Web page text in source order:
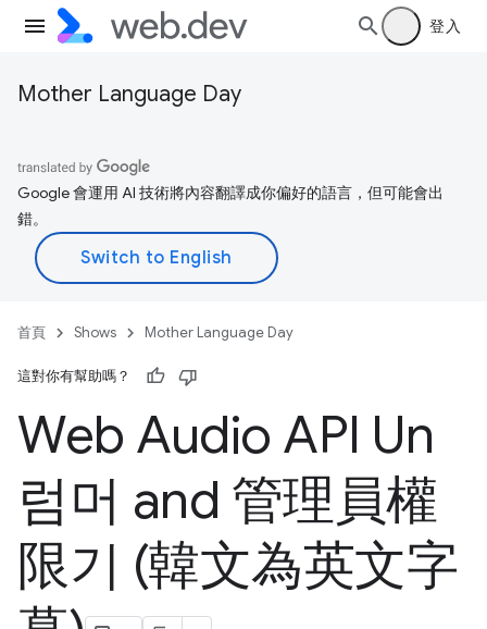
登入
Mother Language Day
Google 會運用 AI 技術將內容翻譯成你偏好的語言，但可能會出
錯。
首頁 Shows Mother Language Day
這對你有幫助嗎？
Web Audio API Un
럼머 and 管理員權
限기 (韓文為英文字